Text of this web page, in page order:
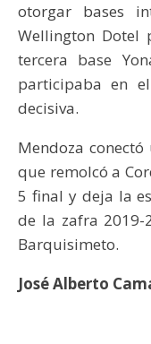
otorgar bases
Wellington Dotel
tercera base
participaba en
decisiva.
Mendoza
que remolcó a
5 final y deja la
de la zafra 2019-
Barquisimeto.
José Alberto